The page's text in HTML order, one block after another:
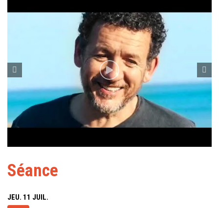
Séance
JEU. 11 JUIL.